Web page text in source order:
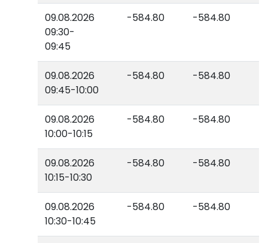
09.08.2026
09:30-
09:45
-584.80 -584.80
09.08.2026
09:45-10:00
-584.80 -584.80
09.08.2026
10:00-10:15
-584.80 -584.80
09.08.2026
10:15-10:30
-584.80 -584.80
09.08.2026
10:30-10:45
-584.80 -584.80